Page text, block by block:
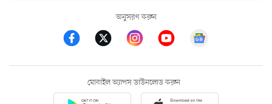
অনুসরণ করুন
মোবাইল অ্যাপস ডাউনলোড করুন